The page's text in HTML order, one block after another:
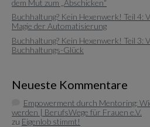
dem Mut zum „Abschicken“
Buchhaltung? Kein Hexenwerk! Teil 4:
Magie der Automatisierung
Buchhaltung? Kein Hexenwerk! Teil 3:
Buchhaltungs-Glück
Neueste Kommentare
Empowerment durch Mentoring:
werden | BerufsWege für Frauen e.V.
zu Eigenlob stimmt!